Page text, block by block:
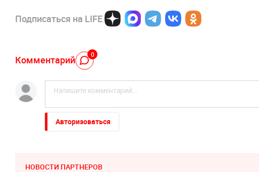
Подписаться на LIFE
Комментарий 0
Авторизоваться
НОВОСТИ ПАРТНЕРОВ